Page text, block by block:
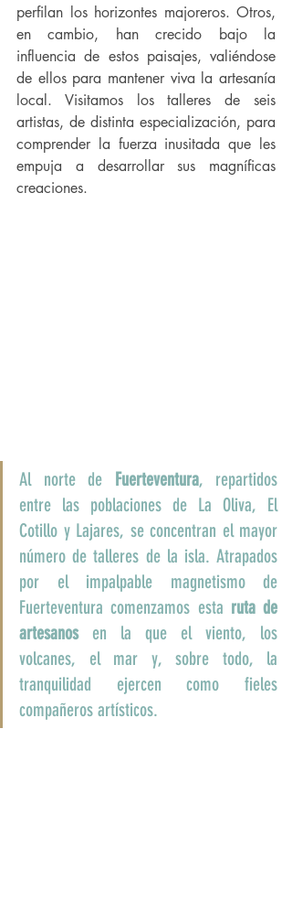
perfilan los horizontes majoreros. Otros,
en cambio, han crecido bajo la
influencia de estos paisajes, valiéndose
de ellos para mantener viva la artesanía
local. Visitamos los talleres de seis
artistas, de distinta especialización, para
comprender la fuerza inusitada que les
empuja a desarrollar sus magníficas
creaciones.
Al norte de Fuerteventura, repartidos
entre las poblaciones de La Oliva, El
Cotillo y Lajares, se concentran el mayor
número de talleres de la isla. Atrapados
por el impalpable magnetismo de
Fuerteventura comenzamos esta ruta de
artesanos en la que el viento, los
volcanes, el mar y, sobre todo, la
tranquilidad ejercen como fieles
compañeros artísticos.